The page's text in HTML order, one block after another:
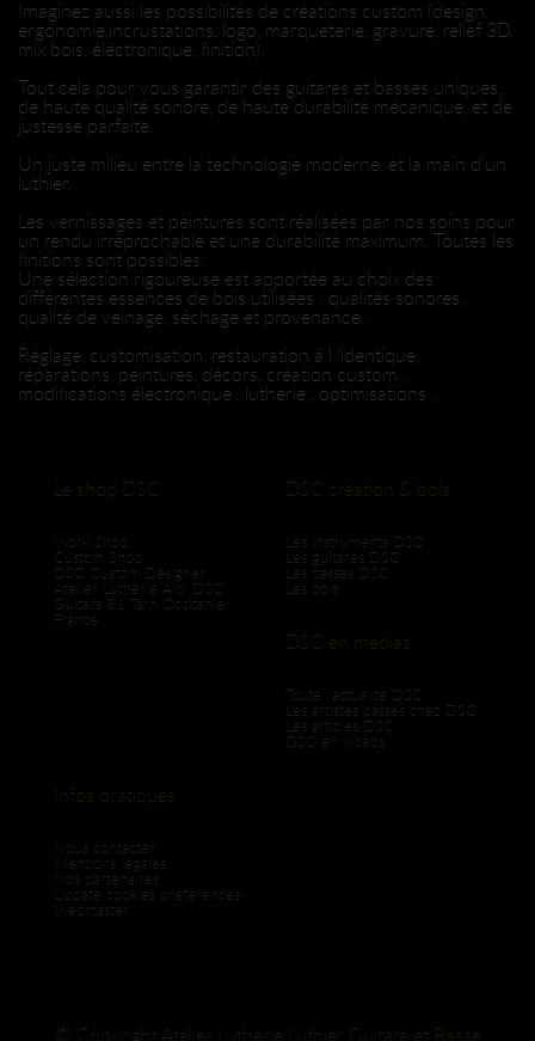
Imaginez aussi les possibilités de créations custom (design,
ergonomie,incrustations, logo, marqueterie, gravure, relief 3D,
mix bois, éléctronique, finition).
Tout cela pour vous garantir des guitares et basses uniques,
de haute qualité sonore, de haute durabilité mécanique, et de
justesse parfaite.
Un juste milieu entre la technologie moderne, et la main d'un
luthier.
Les vernissages et peintures sont réalisées par nos soins pour
un rendu irréprochable et une durabilité maximum. Toutes les
finitions sont possibles.
Une sélection rigoureuse est apportée au choix des
différentes essences de bois utilisées : qualités sonores,
qualité de veinage, séchage et provenance.
Réglage, customisation, restauration à l 'identique,
réparations, peintures, décors, création custom ,
modifications électronique , lutherie , optimisations ,
Le shop DSC
Work Shop
Custom Shop
DSC Custom Designer
Atelier Lutherie Albi DSC
Guitars 81 Tarn Occitanie
France
DSC création & bois
Les instruments DSC
Les guitares DSC
Les basses DSC
Les bois
DSC en medias
Toute l'actualité DSC
Les artistes passés chez DSC
Les articles DSC
DSC en vidéos
Infos pratiques
Nous contacter
Mentions légales
Nos partenaires
Update cookies preferences
Webmaster
© Copyright Atelier Lutherie Luthier Guitare et Basse